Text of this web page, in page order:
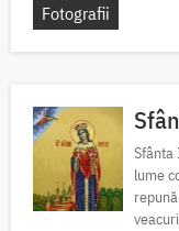
Fotografii
Sfânta
lume